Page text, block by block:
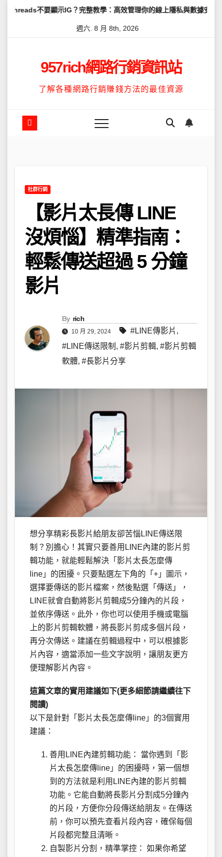
SkipIG？完整教學：高效管理你的線上隱私與數據安全 怎麼讓
週六. 8 月 8th, 2026
957rich網路行銷資訊站
了解各種網路行銷賺錢方法的最佳資源
社群行銷
【影片太長傳 LINE
沒煩惱】精準指南：
輕鬆傳送超過 5 分鐘
影片
By rich
10 月 29, 2024 #LINE傳影片 ,
#LINE傳送限制 , #影片剪輯, #影片剪輯
軟體, #長影片分享
想分享精彩長影片給朋友卻苦惱LINE傳送限
制？別擔心！其實只要善用LINE內建的影片剪
輯功能，就能輕鬆解決「影片太長怎麼傳
line」的困擾。只要點選左下角的「+」圖示，
選擇要傳送的影片檔案，然後點選「傳送」，
LINE就會自動將影片剪輯成5分鐘內的片段，
並依序傳送。此外，你也可以使用手機或電腦
上的影片剪輯軟體，將長影片剪成多個片段，
再分次傳送。建議在剪輯過程中，可以根據影
片內容，適當添加一些文字說明，讓朋友更方
便理解影片內容。
這篇文章的實用建議如下(更多細節請繼續往下
閱讀)
以下是針對「影片太長怎麼傳line」的3個實用
建議：
善用LINE內建剪輯功能： 當你遇到「影
片太長怎麼傳line」的困擾時，第一個想
到的方法就是利用LINE內建的影片剪輯
功能。它能自動將長影片分割成5分鐘內
的片段，方便你分段傳送給朋友。在傳送
前，你可以預先查看片段內容，確保每個
片段都完整且清晰。
自製影片分割，精準掌控： 如果你希望